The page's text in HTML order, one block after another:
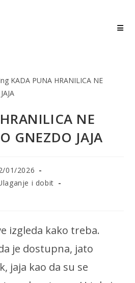
NE
GNEZDO JAJA
01/2026
i dobit
izgleda kako treba.
je dostupna, jato
jaja kao da su se